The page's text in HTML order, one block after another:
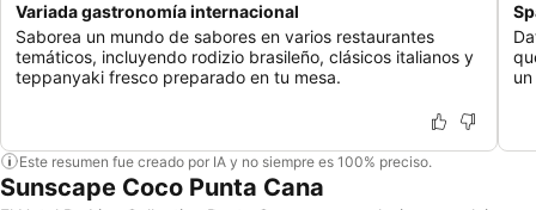
Variada gastronomía internacional
Saborea un mundo de sabores en varios restaurantes
temáticos, incluyendo rodizio brasileño, clásicos italianos y
teppanyaki fresco preparado en tu mesa.
Este resumen fue creado por IA y no siempre es 100% preciso.
Sunscape Coco Punta Cana